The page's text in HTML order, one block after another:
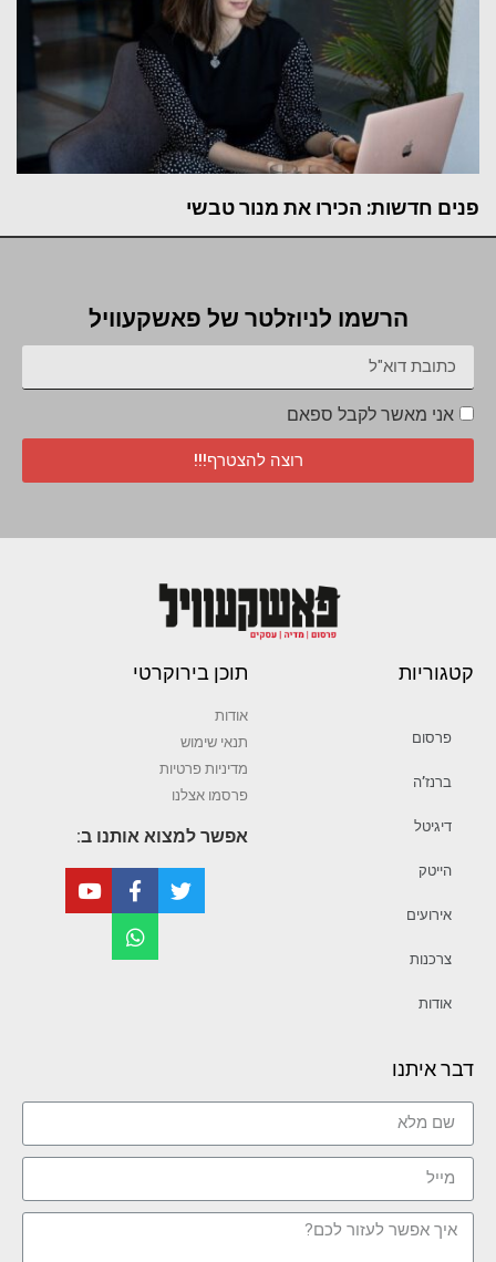
פנים חדשות: הכירו את מנור טבשי
הרשמו לניוזלטר של פאשקעוויל
אני מאשר לקבל ספאם
רוצה להצטרף!!!
קטגוריות
פרסום
ברנז’ה
דיגיטל
הייטק
אירועים
צרכנות
אודות
תוכן בירוקרטי
אודות
תנאי שימוש
מדיניות פרטיות
פרסמו אצלנו
אפשר למצוא אותנו ב:
דבר איתנו